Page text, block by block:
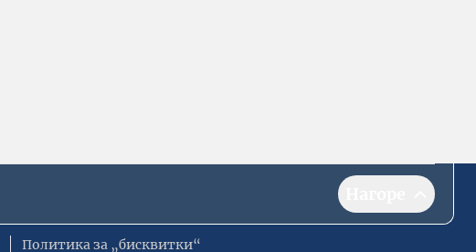
Политика за „бисквитки“